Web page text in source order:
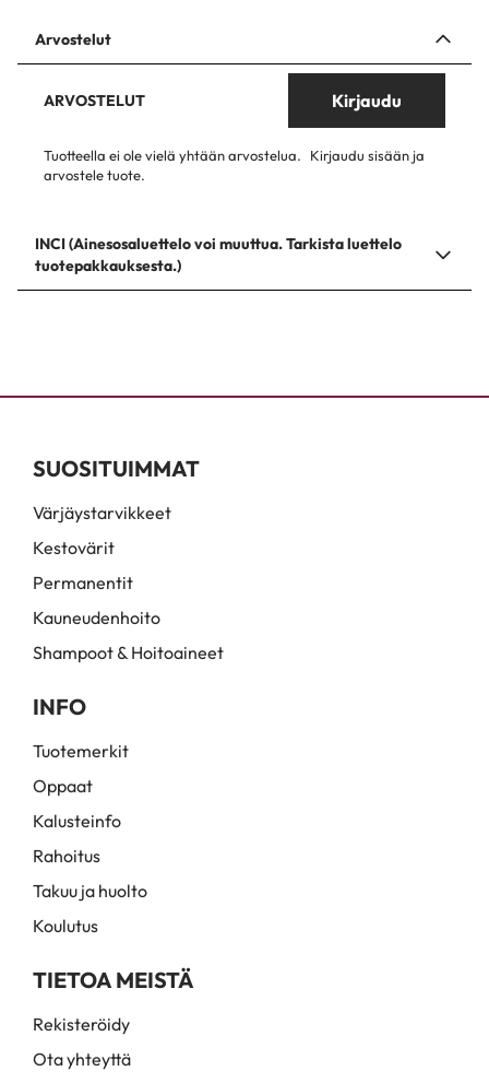
Arvostelut
ARVOSTELUT Kirjaudu
Tuotteella ei ole vielä yhtään arvostelua.
Kirjaudu sisään ja
arvostele tuote.
INCI (Ainesosaluettelo voi muuttua. Tarkista luettelo
tuotepakkauksesta.)
SUOSITUIMMAT
Värjäystarvikkeet
Kestovärit
Permanentit
Kauneudenhoito
Shampoot & Hoitoaineet
INFO
Tuotemerkit
Oppaat
Kalusteinfo
Rahoitus
Takuu ja huolto
Koulutus
TIETOA MEISTÄ
Rekisteröidy
Ota yhteyttä